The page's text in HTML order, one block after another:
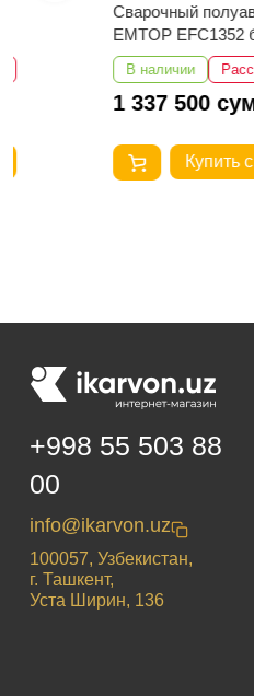
Сварочный полуавтомат
EMTOP EFC1352 без газа
В наличии Рассрочка
1 337 500 сум
Купить сразу
+998 55 503 88
00
info@ikarvon.uz
100057, Узбекистан,
г. Ташкент,
Уста Ширин, 136